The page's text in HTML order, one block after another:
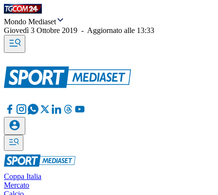
Mondo Mediaset
Giovedì 3 Ottobre 2019 - Aggiornato alle 13:33
Coppa Italia
Mercato